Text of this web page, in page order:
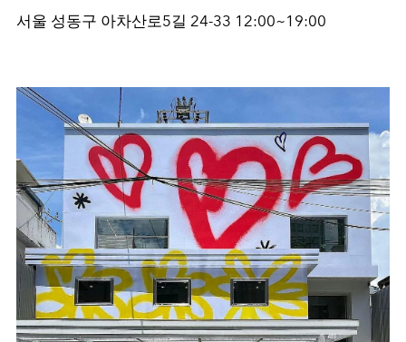
서울 성동구 아차산로5길 24-33 12:00~19:00